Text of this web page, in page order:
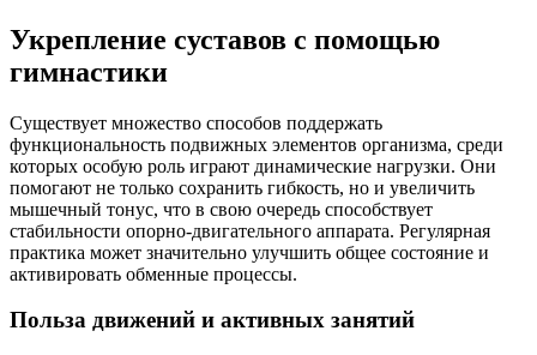
Укрепление суставов с помощью
гимнастики
Существует множество способов поддержать
функциональность подвижных элементов организма, среди
которых особую роль играют динамические нагрузки. Они
помогают не только сохранить гибкость, но и увеличить
мышечный тонус, что в свою очередь способствует
стабильности опорно-двигательного аппарата. Регулярная
практика может значительно улучшить общее состояние и
активировать обменные процессы.
Польза движений и активных занятий